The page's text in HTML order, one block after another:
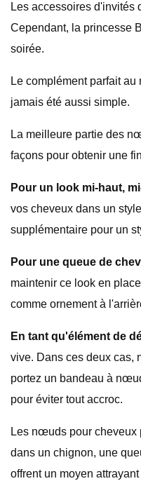
Les accessoires d'invités
Cependant, la princesse
soirée.
Le complément parfait
jamais été aussi simple.
La meilleure partie des
façons pour obtenir une
Pour un look mi-haut,
vos cheveux dans un
supplémentaire pour un
Pour une queue de
maintenir ce look en
comme ornement à
En tant qu'élément de
vive. Dans ces deux cas,
portez un bandeau à
pour éviter tout accroc.
Les nœuds pour cheveux
dans un chignon, une
offrent un moyen